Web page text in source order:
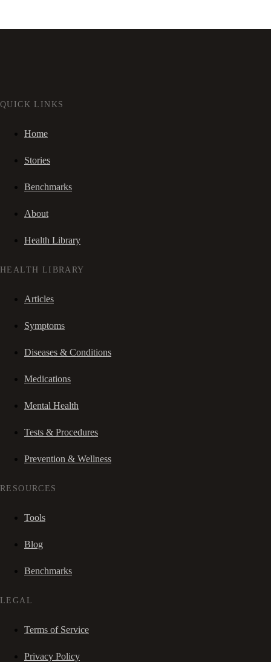
QUICK LINKS
Home
Stories
Benchmarks
About
Health Library
HEALTH LIBRARY
Articles
Symptoms
Diseases & Conditions
Medications
Mental Health
Tests & Procedures
Prevention & Wellness
RESOURCES
Tools
Blog
Benchmarks
LEGAL
Terms of Service
Privacy Policy